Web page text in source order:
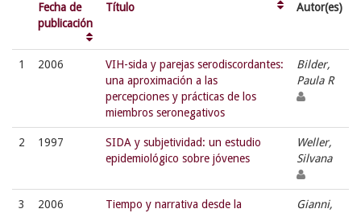
Fecha de
publicación
Título Autor(es)
1 2006
VIH-sida y parejas serodiscordantes:
una aproximación a las
percepciones y prácticas de los
miembros seronegativos
Bilder,
Paula R
2 1997
SIDA y subjetividad: un estudio
epidemiológico sobre jóvenes
Weller,
Silvana
3 2006
Tiempo y narrativa desde la
Gianni,